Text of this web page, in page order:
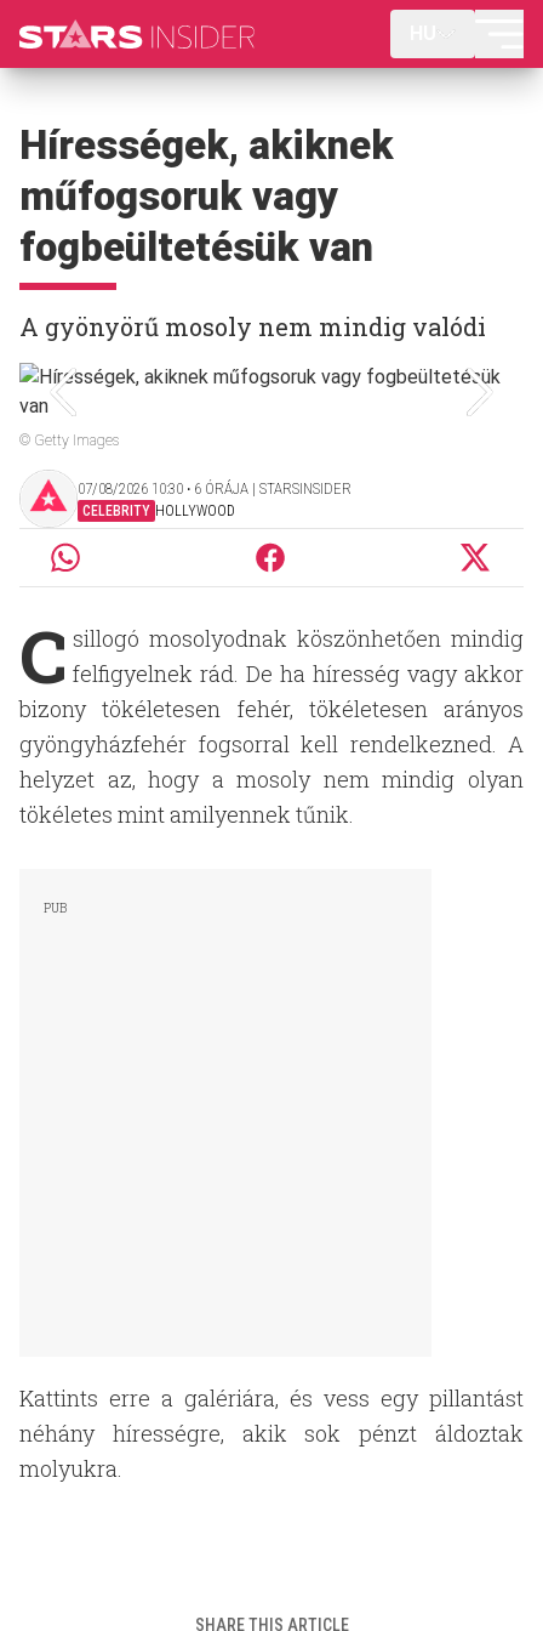
Hírességek, akiknek
műfogsoruk vagy
fogbeültetésük van
A gyönyörű mosoly nem mindig valódi
© Getty Images
07/08/2026 10:30 ‧ 6 ÓRÁJA | STARSINSIDER
CELEBRITY HOLLYWOOD
C sillogó mosolyodnak köszönhetően mindig
felfigyelnek rád. De ha híresség vagy akkor
bizony tökéletesen fehér, tökéletesen arányos
gyöngyházfehér fogsorral kell rendelkezned. A
helyzet az, hogy a mosoly nem mindig olyan
tökéletes mint amilyennek tűnik.
Kattints erre a galériára, és vess egy pillantást
néhány hírességre, akik sok pénzt áldoztak
molyukra.
SHARE THIS ARTICLE